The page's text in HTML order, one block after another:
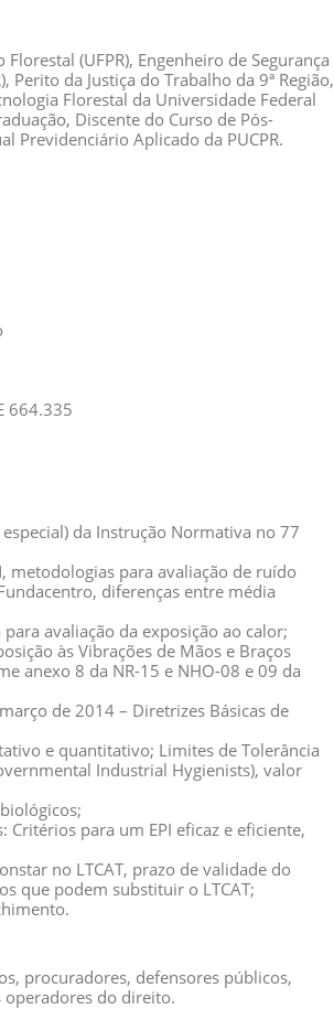
Florestal (UFPR), Engenheiro de Segurança
Perito da Justiça do Trabalho da 9ª Região,
Florestal da Universidade Federal
Discente do Curso de Pós-
Previdenciário Aplicado da PUCPR.
664.335
da Instrução Normativa no 77
metodologias para avaliação de ruído
diferenças entre média
avaliação da exposição ao calor;
às Vibrações de Mãos e Braços
anexo 8 da NR-15 e NHO-08 e 09 da
de 2014 – Diretrizes Básicas de
e quantitativo; Limites de Tolerância
Industrial Hygienists), valor
Critérios para um EPI eficaz e eficiente,
no LTCAT, prazo de validade do
que podem substituir o LTCAT;
procuradores, defensores públicos,
operadores do direito.